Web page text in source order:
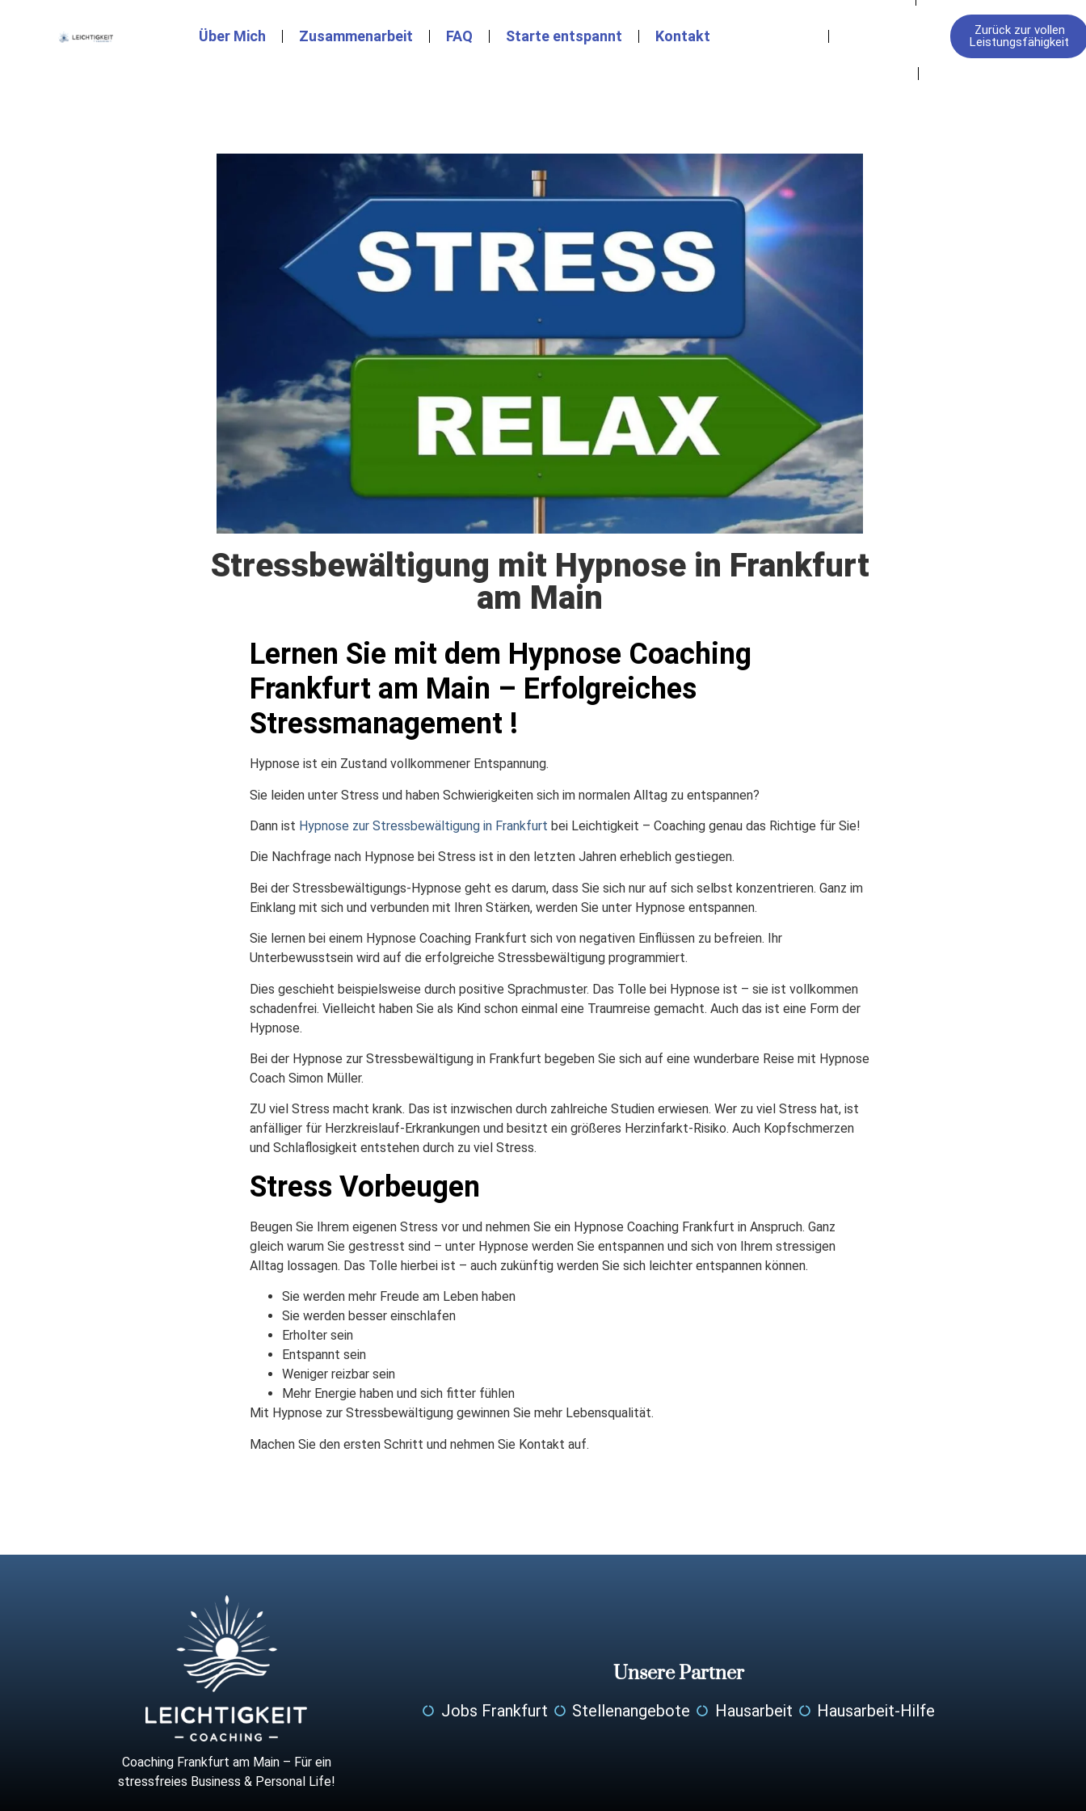
Über Mich Zusammenarbeit FAQ Starte entspannt Kontakt
Zurück zur vollen
Leistungsfähigkeit
Stressbewältigung mit Hypnose in Frankfurt
am Main
Lernen Sie mit dem Hypnose Coaching
Frankfurt am Main – Erfolgreiches
Stressmanagement !
Hypnose ist ein Zustand vollkommener Entspannung.
Sie leiden unter Stress und haben Schwierigkeiten sich im normalen Alltag zu entspannen?
Dann ist Hypnose zur Stressbewältigung in Frankfurt bei Leichtigkeit – Coaching genau das Richtige für Sie!
Die Nachfrage nach Hypnose bei Stress ist in den letzten Jahren erheblich gestiegen.
Bei der Stressbewältigungs-Hypnose geht es darum, dass Sie sich nur auf sich selbst konzentrieren. Ganz im
Einklang mit sich und verbunden mit Ihren Stärken, werden Sie unter Hypnose entspannen.
Sie lernen bei einem Hypnose Coaching Frankfurt sich von negativen Einflüssen zu befreien. Ihr
Unterbewusstsein wird auf die erfolgreiche Stressbewältigung programmiert.
Dies geschieht beispielsweise durch positive Sprachmuster. Das Tolle bei Hypnose ist – sie ist vollkommen
schadenfrei. Vielleicht haben Sie als Kind schon einmal eine Traumreise gemacht. Auch das ist eine Form der
Hypnose.
Bei der Hypnose zur Stressbewältigung in Frankfurt begeben Sie sich auf eine wunderbare Reise mit Hypnose
Coach Simon Müller.
ZU viel Stress macht krank. Das ist inzwischen durch zahlreiche Studien erwiesen. Wer zu viel Stress hat, ist
anfälliger für Herzkreislauf-Erkrankungen und besitzt ein größeres Herzinfarkt-Risiko. Auch Kopfschmerzen
und Schlaflosigkeit entstehen durch zu viel Stress.
Stress Vorbeugen
Beugen Sie Ihrem eigenen Stress vor und nehmen Sie ein Hypnose Coaching Frankfurt in Anspruch. Ganz
gleich warum Sie gestresst sind – unter Hypnose werden Sie entspannen und sich von Ihrem stressigen
Alltag lossagen. Das Tolle hierbei ist – auch zukünftig werden Sie sich leichter entspannen können.
Sie werden mehr Freude am Leben haben
Sie werden besser einschlafen
Erholter sein
Entspannt sein
Weniger reizbar sein
Mehr Energie haben und sich fitter fühlen
Mit Hypnose zur Stressbewältigung gewinnen Sie mehr Lebensqualität.
Machen Sie den ersten Schritt und nehmen Sie Kontakt auf.
Coaching Frankfurt am Main – Für ein
stressfreies Business & Personal Life!
Unsere Partner
Jobs Frankfurt Stellenangebote Hausarbeit Hausarbeit-Hilfe